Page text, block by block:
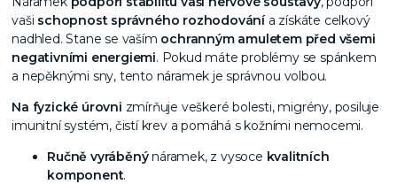
vaši schopnost správného rozhodovánía získáte celkový
nadhled. Stane se vaším ochranným amuletem před všemi
negativními energiemi. Pokud máte problémy se spánkem
a nepěknými sny, tento náramek je správnou volbou.
Na fyzické úrovni zmírňuje veškeré bolesti, migrény, posiluje
imunitní systém, čistí krev a pomáhá s kožními nemocemi.
Ručně vyráběnýnáramek, z vysoce kvalitních
komponent.